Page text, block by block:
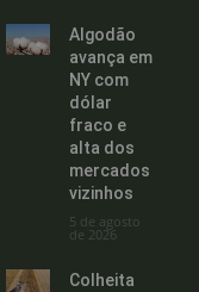
Algodão
avança em
NY com
dólar
fraco e
alta dos
mercados
vizinhos
5 de agosto
de 2026
Colheita